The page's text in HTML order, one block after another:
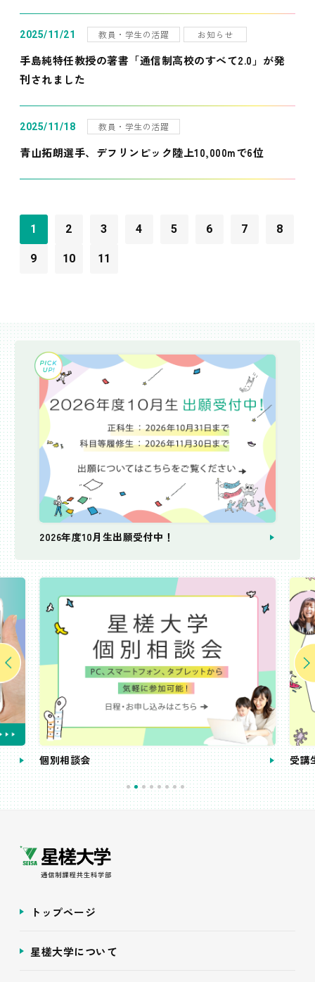
2025/11/21 教員・学生の活躍 お知らせ
手島純特任教授の著書「通信制高校のすべて2.0」が発
刊されました
2025/11/18 教員・学生の活躍
青山拓朗選手、デフリンピック陸上10,000mで6位
1 2 3 4 5 6 7 8
9 10 11
2026年度10月生出願受付中！
個別相談会 受講
トップページ
星槎大学について